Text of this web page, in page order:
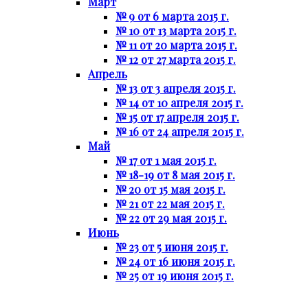
№ 9 от 6 марта 2015 г.
№ 10 от 13 марта 2015 г.
№ 11 от 20 марта 2015 г.
№ 12 от 27 марта 2015 г.
Апрель
№ 13 от 3 апреля 2015 г.
№ 14 от 10 апреля 2015 г.
№ 15 от 17 апреля 2015 г.
№ 16 от 24 апреля 2015 г.
Май
№ 17 от 1 мая 2015 г.
№ 18-19 от 8 мая 2015 г.
№ 20 от 15 мая 2015 г.
№ 21 от 22 мая 2015 г.
№ 22 от 29 мая 2015 г.
Июнь
№ 23 от 5 июня 2015 г.
№ 24 от 16 июня 2015 г.
№ 25 от 19 июня 2015 г.